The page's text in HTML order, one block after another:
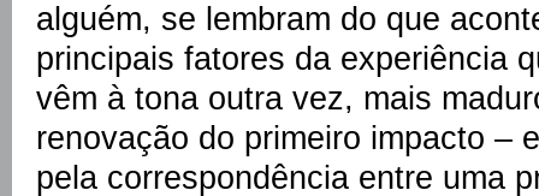
alguém, se lembram do que
principais fatores da experiência
vêm à tona outra vez, mais
renovação do primeiro impacto –
pela correspondência entre uma